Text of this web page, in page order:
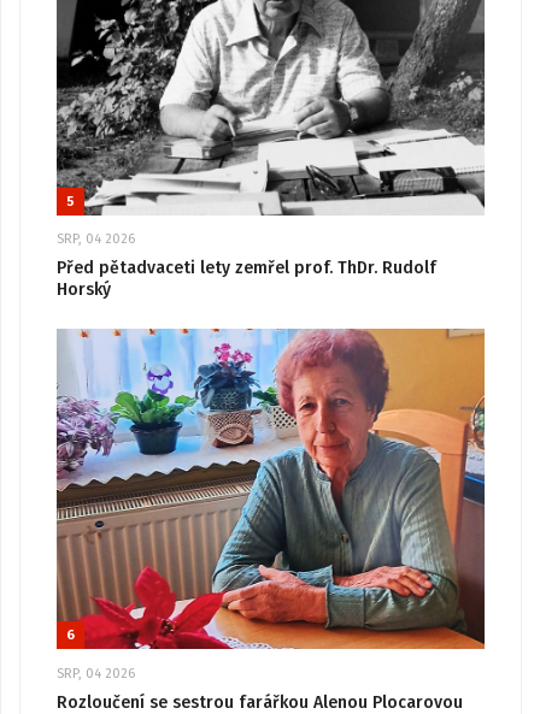
5
SRP, 04 2026
Před pětadvaceti lety zemřel prof. ThDr. Rudolf
Horský
6
SRP, 04 2026
Rozloučení se sestrou farářkou Alenou Plocarovou